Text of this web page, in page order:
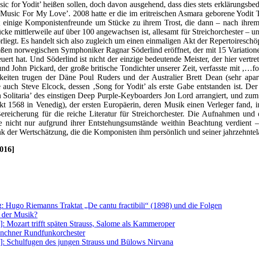
for Yodit’ heißen sollen, doch davon ausgehend, dass dies stets
For My Love’. 2008 hatte er die im eritreischen Asmara geborene
Komponistenfreunde um Stücke zu ihrem Trost, die dann – nach
mittlerweile auf über 100 angewachsen ist, allesamt für Streichorchester –
Es handelt sich also zugleich um einen einmaligen Akt der
norwegischen Symphoniker Ragnar Söderlind eröffnet, der mit 15
hat. Und Söderlind ist nicht der einzige bedeutende Meister, der hier
John Pickard, der große britische Tondichter unserer Zeit, verfasste mit
trugen der Däne Poul Ruders und der Australier Brett Dean (sehr
auch Steve Elcock, dessen ‚Song for Yodit’ als erste Gabe entstanden ist.
des einstigen Deep Purple-Keyboarders Jon Lord arrangiert, und
1568 in Venedig), der ersten Europäerin, deren Musik einen Verleger
für die reiche Literatur für Streichorchester. Die Aufnahmen
nicht nur aufgrund ihrer Entstehungsumstände weithin Beachtung
der Wertschätzung, die die Komponisten ihm persönlich und seiner
Hugo Riemanns Traktat „De cantu fractibili“ (1898) und die Folgen
der Musik?
Mozart trifft späten Strauss, Salome als Kammeroper
Rundfunkorchester
Schulfugen des jungen Strauss und Bülows Nirvana